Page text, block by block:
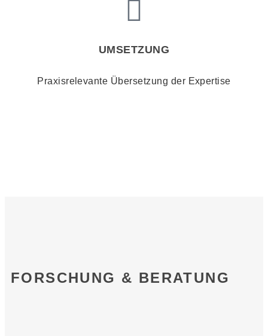
UMSETZUNG
Praxisrelevante Übersetzung der Expertise
FORSCHUNG & BERATUNG